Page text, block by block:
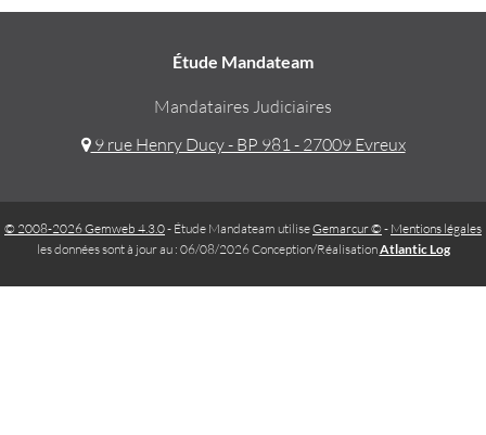
Étude Mandateam
Mandataires Judiciaires
9 rue Henry Ducy - BP 981 - 27009 Evreux
© 2008-2026 Gemweb 4.3.0- Étude Mandateam utiliseGemarcur © - Mentions légales
les données sont à jour au : 06/08/2026 Conception/RéalisationAtlantic Log